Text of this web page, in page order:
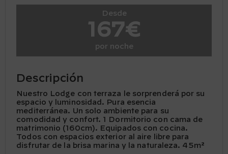
Desde
167€
por noche
Descripción
Nuestro Lodge con terraza le sorprenderá por su
espacio y luminosidad. Pura esencia
mediterránea. Un solo ambiente para su
comodidad y confort. 1 Dormitorio con cama de
matrimonio (160cm). Equipados con cocina.
Todos con espacios exterior al aire libre para
disfrutar de la brisa marina y la naturaleza. 45m²